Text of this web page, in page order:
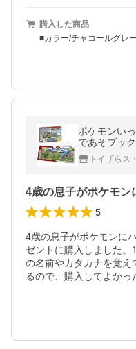
購入した商品
■カラー/チャコールグレー
ポケモンい
であそブッ
びながら学
トイザらス
5
4歳の息子がポケモンに
ゼントに購入しました
の名前やカタカナを覚
るので、購入してよかっ